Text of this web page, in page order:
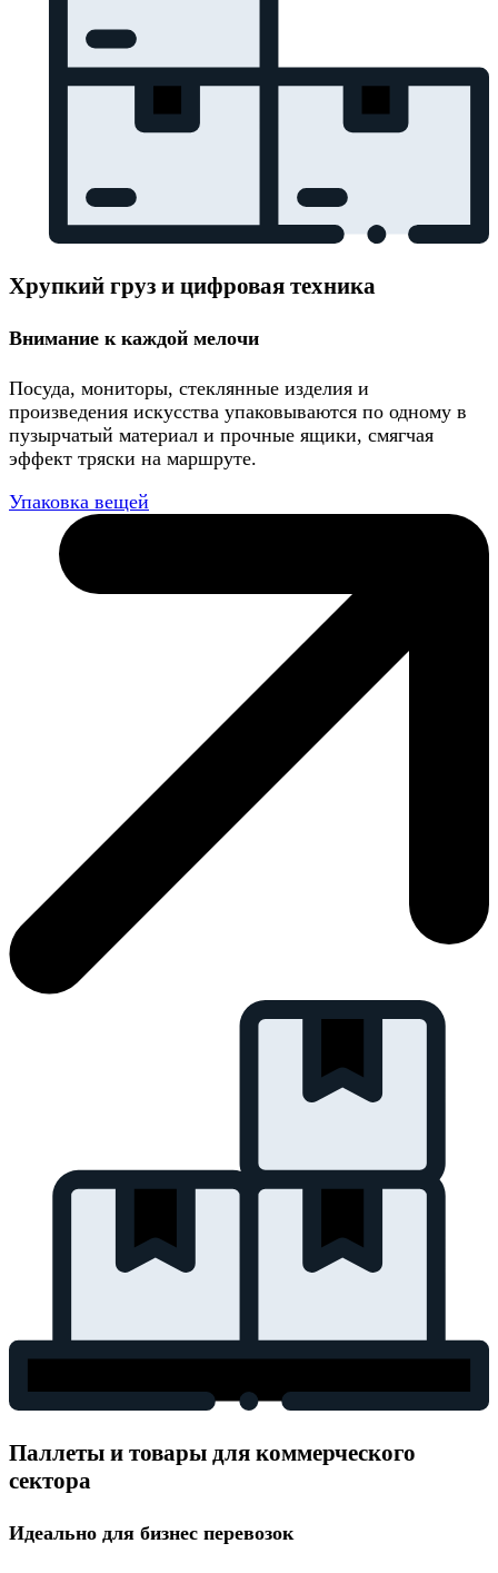
Хрупкий груз и цифровая техника
Внимание к каждой мелочи
Посуда, мониторы, стеклянные изделия и
произведения искусства упаковываются по одному в
пузырчатый материал и прочные ящики, смягчая
эффект тряски на маршруте.
Упаковка вещей
Паллеты и товары для коммерческого
сектора
Идеально для бизнес перевозок